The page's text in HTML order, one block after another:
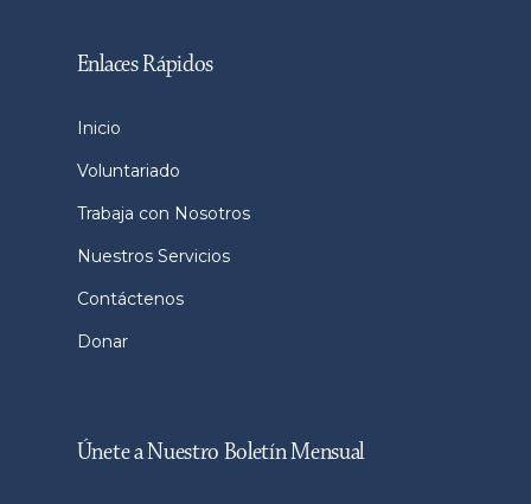
Enlaces Rápidos
Inicio
Voluntariado
Trabaja con Nosotros
Nuestros Servicios
Contáctenos
Donar
Únete a Nuestro Boletín Mensual